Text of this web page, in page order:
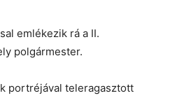
emlékezik rá a II.
polgármester.
portréjával teleragasztott